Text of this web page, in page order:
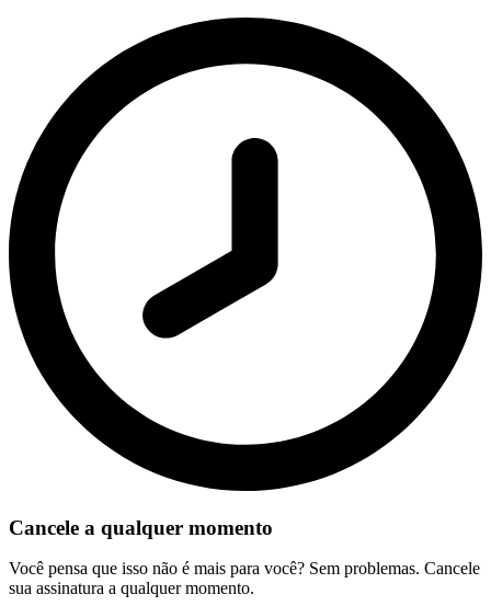
Cancele a qualquer momento
Você pensa que isso não é mais para você? Sem problemas. Cancele
sua assinatura a qualquer momento.